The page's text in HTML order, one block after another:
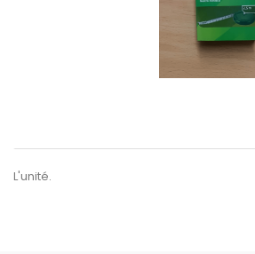
L'unité.